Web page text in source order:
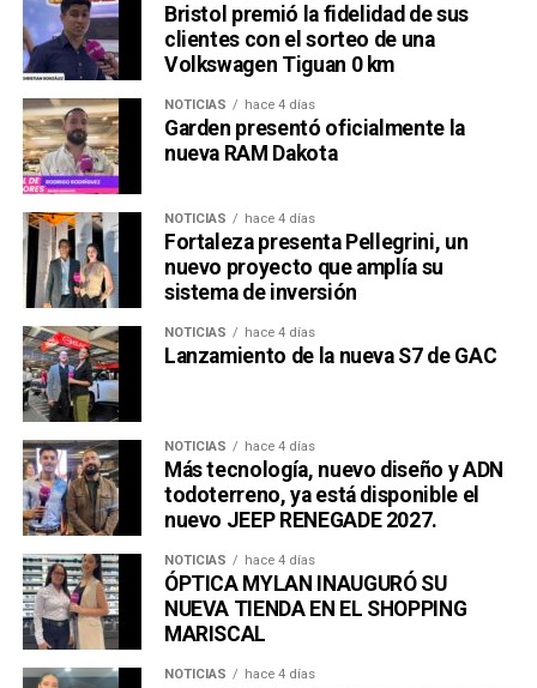
Bristol premió la fidelidad de sus
clientes con el sorteo de una
Volkswagen Tiguan 0 km
NOTICIAS hace 4 días
Garden presentó oficialmente la
nueva RAM Dakota
NOTICIAS hace 4 días
Fortaleza presenta Pellegrini, un
nuevo proyecto que amplía su
sistema de inversión
NOTICIAS hace 4 días
Lanzamiento de la nueva S7 de GAC
NOTICIAS hace 4 días
Más tecnología, nuevo diseño y ADN
todoterreno, ya está disponible el
nuevo JEEP RENEGADE 2027.
NOTICIAS hace 4 días
ÓPTICA MYLAN INAUGURÓ SU
NUEVA TIENDA EN EL SHOPPING
MARISCAL
NOTICIAS hace 4 días